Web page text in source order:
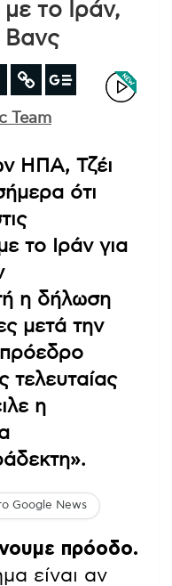
το Ιράν,
Βανς
Team
ΗΠΑ, Τζέι
ότι
το Ιράν για
η δήλωση
μετά την
τελευταίας
η
Google News
πρόοδο.
είναι αν